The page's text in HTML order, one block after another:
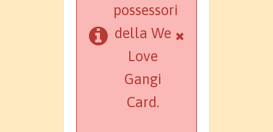
possessori
della We
Love
Gangi
Card.